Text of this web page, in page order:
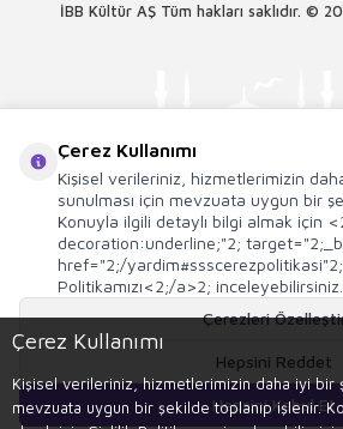
Çerez Kullanımı
Kişisel verileriniz, hizmetlerimizin daha iyi bir
mevzuata uygun bir şekilde toplanıp işlenir.
Sepete Ekle
İBB Kültür AŞ Tüm hakları saklıdır. ©
T-Soft
Çerez Kullanımı
Kişisel verileriniz, hizmetlerimizin
sunulması için mevzuata uygun bir
Konuyla ilgili detaylı bilgi almak için
decoration:underline;"2;
href="2;/
Politikamızı<2;/a>2; inceleyebilirsiniz.
Çerezleri
Hepsini Reddet
Hepsini Kabul Et